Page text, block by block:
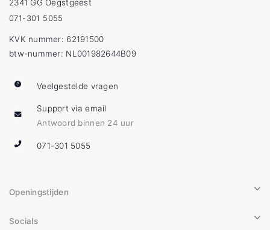
2341 GG Oegstgeest
071-301 5055
KVK nummer: 62191500
btw-nummer: NL001982644B09
Veelgestelde vragen
Support via email
Antwoord binnen 24 uur
071-301 5055
Openingstijden
Socials